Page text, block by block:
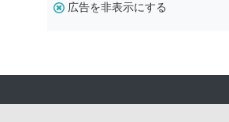
広告を非表示にする